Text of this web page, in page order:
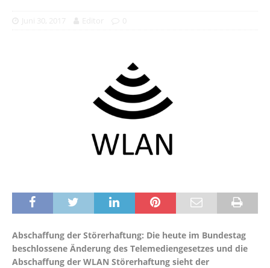
Abschaffung der Störerhaftung: Die heute im Bundestag
beschlossene Änderung des Telemediengesetzes und die
Abschaffung der WLAN Störerhaftung sieht der